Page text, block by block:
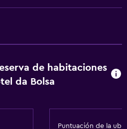
de habitaciones
da Bolsa
Puntuación de la